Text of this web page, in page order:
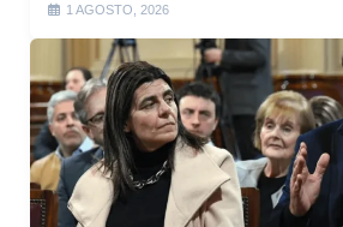
1 AGOSTO, 2026